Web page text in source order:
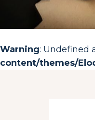
Warning: Undefined
content/themes/